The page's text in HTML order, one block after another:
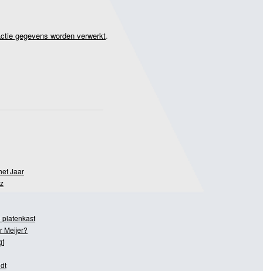
gegevens worden verwerkt.
Jaar
platenkast
Meijer?